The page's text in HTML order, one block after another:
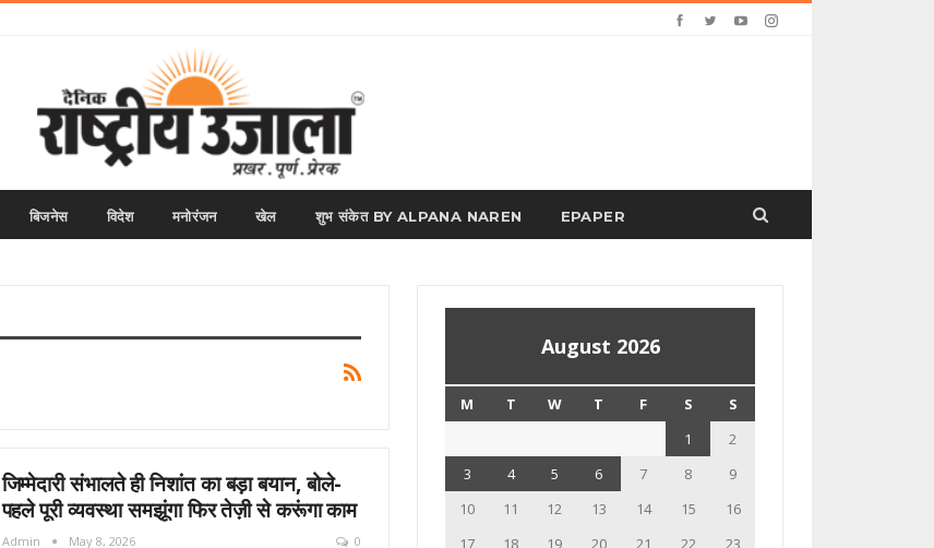
बिजनेस विदेश मनोरंजन खेल शुभ संकेत BY ALPANA NAREN EPAPER
जिम्मेदारी संभालते ही निशांत का बड़ा बयान, बोले-
पहले पूरी व्यवस्था समझूंगा फिर तेज़ी से करूंगा काम
Admin May 8, 2026 0
August 2026
M T W T F S
S
1
2
3
4 5 6 7 8
9
10
11 12 13 14 15
16
17
18 19 20 21 22
23